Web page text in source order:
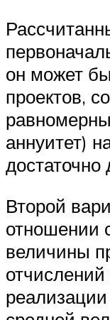
он может
проектов,
аннуитет)
достаточно
Второй
отношении
величины